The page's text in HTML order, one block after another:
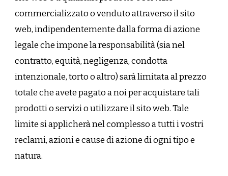
commercializzato o venduto attraverso il sito
web, indipendentemente dalla forma di azione
legale che impone la responsabilità (sia nel
contratto, equità, negligenza, condotta
intenzionale, torto o altro) sarà limitata al prezzo
totale che avete pagato a noi per acquistare tali
prodotti o servizi o utilizzare il sito web. Tale
limite si applicherà nel complesso a tutti i vostri
reclami, azioni e cause di azione di ogni tipo e
natura.